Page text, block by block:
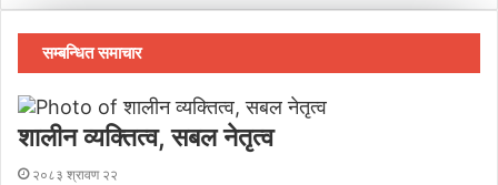
सम्बन्धित समाचार
शालीन व्यक्तित्व, सबल नेतृत्व
२०८३ श्रावण २२